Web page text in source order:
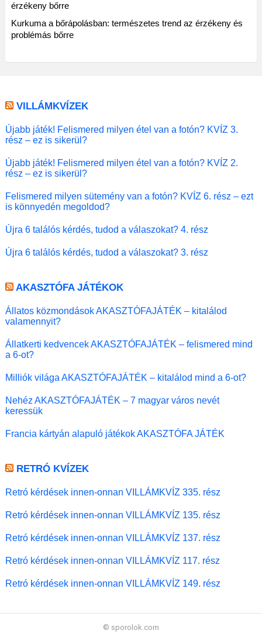
érzékeny bőrre
Kurkuma a bőrápolásban: természetes trend az érzékeny és
problémás bőrre
VILLÁMKVÍZEK
Újabb játék! Felismered milyen étel van a fotón? KVÍZ 3.
rész – ez is sikerül?
Újabb játék! Felismered milyen étel van a fotón? KVÍZ 2.
rész – ez is sikerül?
Felismered milyen sütemény van a fotón? KVÍZ 6. rész – ezt
is könnyedén megoldod?
Újra 6 találós kérdés, tudod a válaszokat? 4. rész
Újra 6 találós kérdés, tudod a válaszokat? 3. rész
AKASZTÓFA JÁTÉKOK
Állatos közmondások AKASZTÓFAJÁTÉK – kitalálod
valamennyit?
Állatkerti kedvencek AKASZTÓFAJÁTÉK – felismered mind
a 6-ot?
Milliók világa AKASZTÓFAJÁTÉK – kitalálod mind a 6-ot?
Nehéz AKASZTÓFAJÁTÉK – 7 magyar város nevét
keressük
Francia kártyán alapuló játékok AKASZTÓFA JÁTÉK
RETRÓ KVÍZEK
Retró kérdések innen-onnan VILLÁMKVÍZ 335. rész
Retró kérdések innen-onnan VILLÁMKVÍZ 135. rész
Retró kérdések innen-onnan VILLÁMKVÍZ 137. rész
Retró kérdések innen-onnan VILLÁMKVÍZ 117. rész
Retró kérdések innen-onnan VILLÁMKVÍZ 149. rész
© sporolok.com